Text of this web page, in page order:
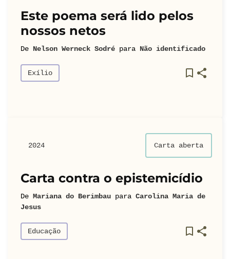
Este poema será lido pelos
nossos netos
De Nelson Werneck Sodré para Não identificado
Exílio
2024 Carta aberta
Carta contra o epistemicídio
De Mariana do Berimbau para Carolina Maria de
Jesus
Educação